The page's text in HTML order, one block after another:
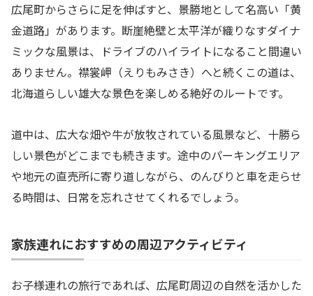
広尾町からさらに足を伸ばすと、景勝地として名高い「黄
金道路」があります。断崖絶壁と太平洋が織りなすダイナ
ミックな風景は、ドライブのハイライトになること間違い
ありません。襟裳岬（えりもみさき）へと続くこの道は、
北海道らしい雄大な景色を楽しめる絶好のルートです。
道中は、広大な畑や牛が放牧されている風景など、十勝ら
しい景色がどこまでも続きます。途中のパーキングエリア
や地元の直売所に寄り道しながら、のんびりと車を走らせ
る時間は、日常を忘れさせてくれるでしょう。
家族連れにおすすめの周辺アクティビティ
お子様連れの旅行であれば、広尾町周辺の自然を活かした